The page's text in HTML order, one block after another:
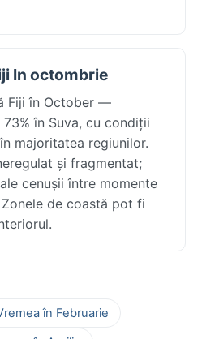
In octombrie
Fiji în October —
în Suva, cu condiții
majoritatea regiunilor.
și fragmentat;
cenușii între momente
de coastă pot fi
în Februarie